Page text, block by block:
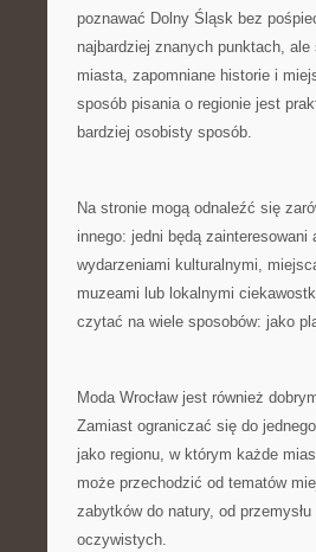
poznawać Dolny Śląsk bez
najbardziej znanych punktach,
miasta, zapomniane historie i
sposób pisania o regionie jest
bardziej osobisty sposób.
Na stronie mogą odnaleźć się
innego: jedni będą
wydarzeniami kulturalnymi,
muzeami lub lokalnymi
czytać na wiele sposobów: jako
Moda Wrocław jest również
Zamiast ograniczać się do
jako regionu, w którym każde
może przechodzić od tematów
zabytków do natury, od
oczywistych.